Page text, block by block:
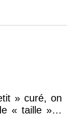
» curé, on
« taille »…